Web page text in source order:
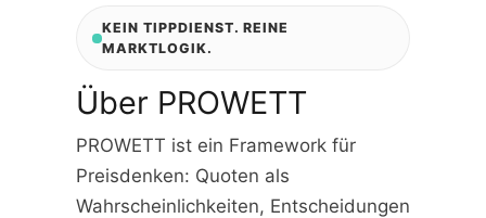
KEIN TIPPDIENST. REINE
MARKTLOGIK.
Über PROWETT
PROWETT ist ein Framework für
Preisdenken: Quoten als
Wahrscheinlichkeiten, Entscheidungen